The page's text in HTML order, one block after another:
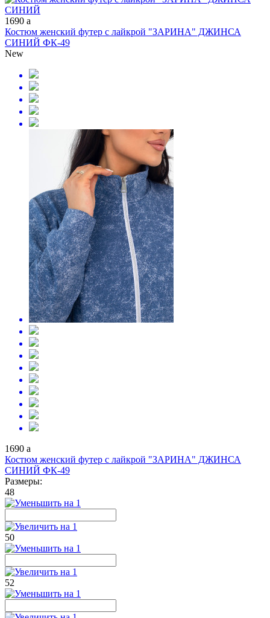
1690 a
Костюм женский футер с лайкрой "ЗАРИНА" ДЖИНСА
СИНИЙ ФК-49
New
1690 a
Костюм женский футер с лайкрой "ЗАРИНА" ДЖИНСА
СИНИЙ ФК-49
Размеры:
48
50
52